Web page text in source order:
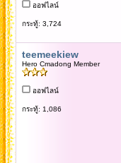
ออฟไลน์
กระทู้: 3,724
teemeekiew
Hero Cmadong Member
ออฟไลน์
กระทู้: 1,086